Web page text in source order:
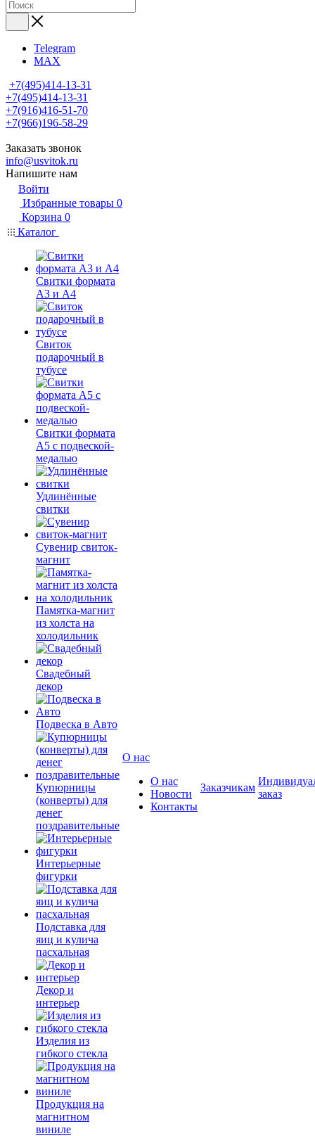
Telegram
MAX
+7(495)414-13-31
+7(495)414-13-31
+7(916)416-51-70
+7(966)196-58-29
Заказать звонок
info@usvitok.ru
Напишите нам
Войти
Избранные товары 0
Корзина 0
Каталог
Свитки формата
А3 и А4
Свиток
подарочный в
тубусе
Свитки формата
А5 с подвеской-
медалью
Удлинённые
свитки
Сувенир свиток-
магнит
Памятка-магнит
из холста на
холодильник
Свадебный
декор
Подвеска в Авто
Купюрницы
(конверты) для
денег
поздравительные
Интерьерные
фигурки
Подставка для
яиц и кулича
пасхальная
Декор и
интерьер
Изделия из
гибкого стекла
Продукция на
магнитном
виниле
О нас
О нас
Новости
Контакты
Заказчикам
заказ